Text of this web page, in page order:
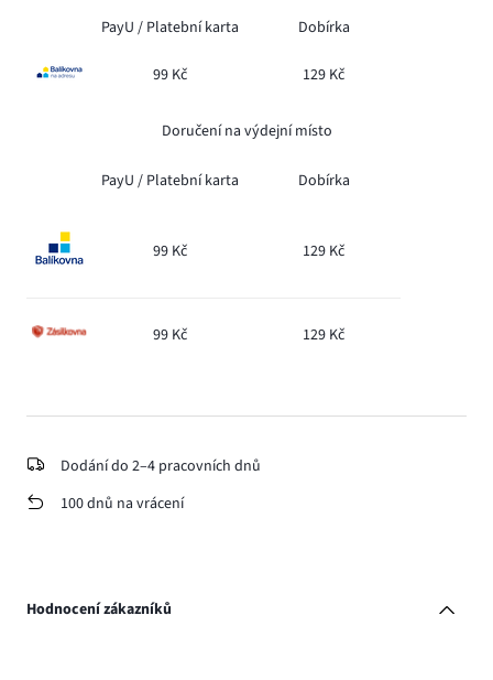
PayU / Platební karta Dobírka
99 Kč 129 Kč
Doručení na výdejní místo
PayU / Platební karta Dobírka
99 Kč 129 Kč
99 Kč 129 Kč
Dodání do 2–4 pracovních dnů
100 dnů na vrácení
Hodnocení zákazníků